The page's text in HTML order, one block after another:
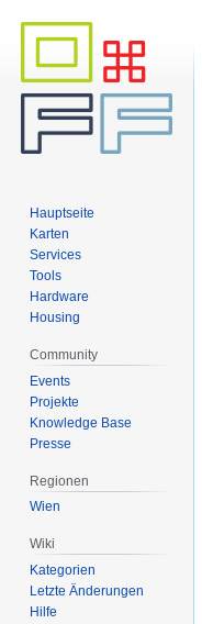
Hauptseite
Karten
Services
Tools
Hardware
Housing
Community
Events
Projekte
Knowledge Base
Presse
Regionen
Wien
Wiki
Kategorien
Letzte Änderungen
Hilfe